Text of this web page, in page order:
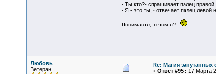
- Ты кто?- спрашивает палец правой
- Я - это ты, - отвечает палец левой
Понимаете, о чем я?
Любовь
Ветеран
Re: Магия запутанных
« Ответ #95 : 17 Марта